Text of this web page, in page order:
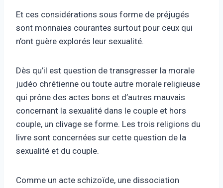
Et ces considérations sous forme de préjugés
sont monnaies courantes surtout pour ceux qui
n’ont guère explorés leur sexualité.
Dès qu’il est question de transgresser la morale
judéo chrétienne ou toute autre morale religieuse
qui prône des actes bons et d’autres mauvais
concernant la sexualité dans le couple et hors
couple, un clivage se forme. Les trois religions du
livre sont concernées sur cette question de la
sexualité et du couple.
Comme un acte schizoïde, une dissociation